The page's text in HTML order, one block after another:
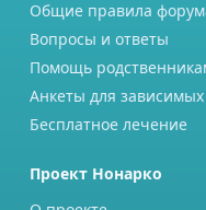
Общие правила
Вопросы и ответы
Помощь
Анкеты для зависимых
Бесплатное лечение
Проект Нонарко